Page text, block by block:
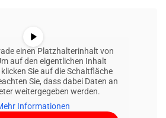
einen Platzhalterinhalt von
auf den eigentlichen Inhalt
Sie auf die Schaltfläche
Sie, dass dabei Daten an
weitergegeben werden.
Informationen